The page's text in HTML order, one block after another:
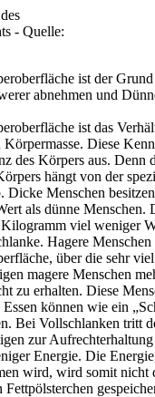
- Quelle:
ist der Grund
abnehmen und
ist das
Diese
des Körpers aus. Denn
hängt von der
Dicke Menschen
als dünne Menschen.
viel weniger
Hagere Menschen
über die sehr
magere Menschen
zu erhalten. Diese
können wie ein
Bei Vollschlanken tritt
zur
Energie. Die
wird, wird somit nicht